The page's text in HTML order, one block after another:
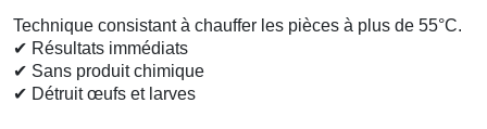
Technique consistant à chauffer les pièces à plus de 55°C.
✔ Résultats immédiats
✔ Sans produit chimique
✔ Détruit œufs et larves